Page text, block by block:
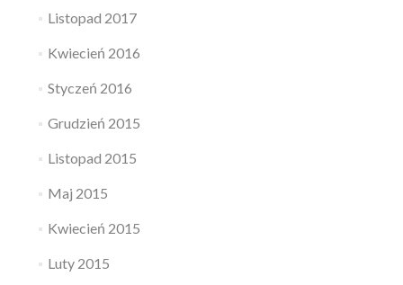
Listopad 2017
Kwiecień 2016
Styczeń 2016
Grudzień 2015
Listopad 2015
Maj 2015
Kwiecień 2015
Luty 2015